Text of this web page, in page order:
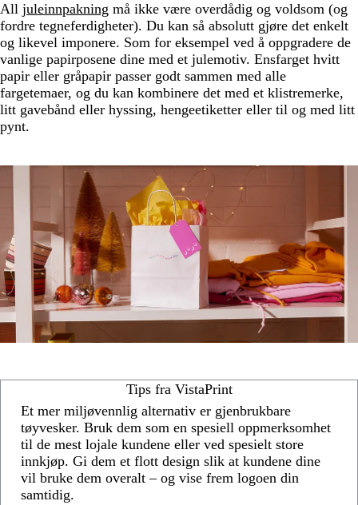
All juleinnpakning må ikke være overdådig og voldsom (og
fordre tegneferdigheter). Du kan så absolutt gjøre det enkelt
og likevel imponere. Som for eksempel ved å oppgradere de
vanlige papirposene dine med et julemotiv. Ensfarget hvitt
papir eller gråpapir passer godt sammen med alle
fargetemaer, og du kan kombinere det med et klistremerke,
litt gavebånd eller hyssing, hengeetiketter eller til og med litt
pynt.
Tips fra VistaPrint
Et mer miljøvennlig alternativ er gjenbrukbare
tøyvesker. Bruk dem som en spesiell oppmerksomhet
til de mest lojale kundene eller ved spesielt store
innkjøp. Gi dem et flott design slik at kundene dine
vil bruke dem overalt – og vise frem logoen din
samtidig.